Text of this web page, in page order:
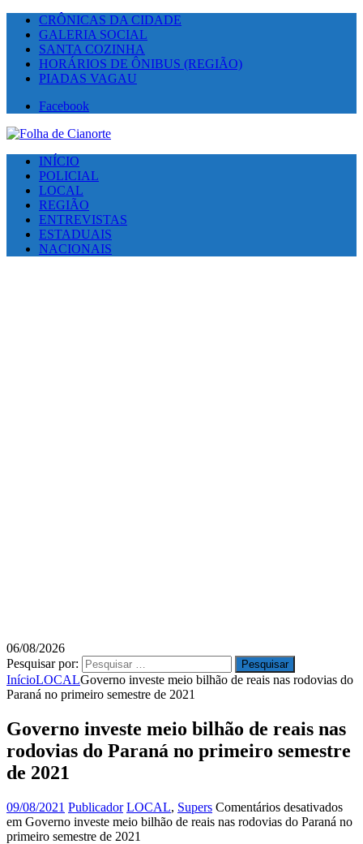
CRÔNICAS DA CIDADE
GALERIA SOCIAL
SANTA COZINHA
HORÁRIOS DE ÔNIBUS (REGIÃO)
PIADAS VAGAU
Facebook
INÍCIO
POLICIAL
LOCAL
REGIÃO
ENTREVISTAS
ESTADUAIS
NACIONAIS
06/08/2026
Pesquisar por:
InícioLOCALGoverno investe meio bilhão de reais nas rodovias do
Paraná no primeiro semestre de 2021
Governo investe meio bilhão de reais nas
rodovias do Paraná no primeiro semestre
de 2021
09/08/2021 Publicador LOCAL, Supers Comentários desativados
em Governo investe meio bilhão de reais nas rodovias do Paraná no
primeiro semestre de 2021